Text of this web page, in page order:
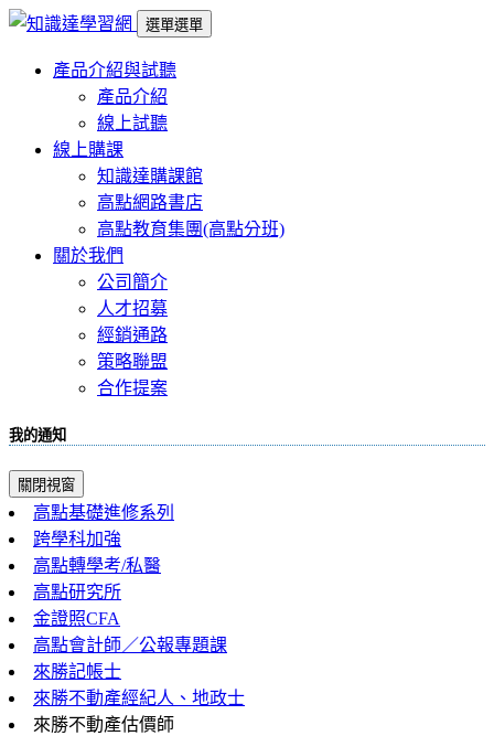
選單選單
產品介紹與試聽
產品介紹
線上試聽
線上購課
知識達購課館
高點網路書店
高點教育集團(高點分班)
關於我們
公司簡介
人才招募
經銷通路
策略聯盟
合作提案
我的通知
關閉視窗
高點基礎進修系列
跨學科加強
高點轉學考/私醫
高點研究所
金證照CFA
高點會計師／公報專題課
來勝記帳士
來勝不動產經紀人、地政士
來勝不動產估價師